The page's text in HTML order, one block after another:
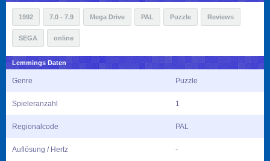
1992 7.0 - 7.9 Mega Drive PAL Puzzle Reviews
SEGA online
Lemmings Daten
Genre Puzzle
Spieleranzahl 1
Regionalcode PAL
Auflösung / Hertz -